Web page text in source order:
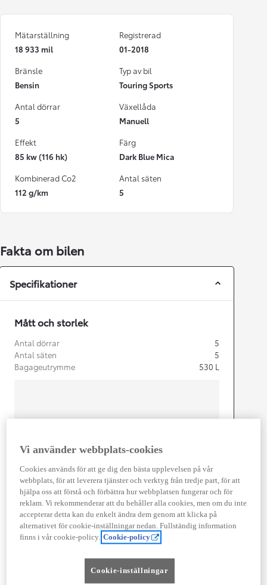
Mätarställning
18 933 mil
Registrerad
01-2018
Bränsle
Bensin
Typ av bil
Touring Sports
Antal dörrar
5
Växellåda
Manuell
Effekt
85 kw (116 hk)
Färg
Dark Blue Mica
Kombinerad Co2
112 g/km
Antal säten
5
Fakta om bilen
Specifikationer
Mått och storlek
Antal dörrar
5
Antal säten
5
Bagageutrymme
530 L
Length
4 595 mm
1 485
Width
1 760mm
Vi använder webbplats-cookies
Cookies används för att ge dig den bästa upplevelsen på vår
webbplats, för att leverera tjänster och verktyg från tredje part, för att
hjälpa oss att förstå och förbättra hur webbplatsen fungerar och för
reklam. Vi rekommenderar att du behåller alla cookies, men om du inte
accepterar detta kan du enkelt ändra dem genom att klicka på
alternativet för cookie-inställningar nedan. Fullständig information
finns i vår cookie-policy. Cookie-policy
Cookie-inställningar